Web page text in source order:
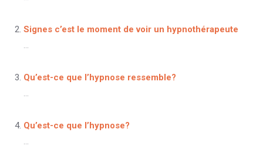
Signes c’est le moment de voir un hypnothérapeute
...
Qu’est-ce que l’hypnose ressemble?
...
Qu’est-ce que l’hypnose?
...